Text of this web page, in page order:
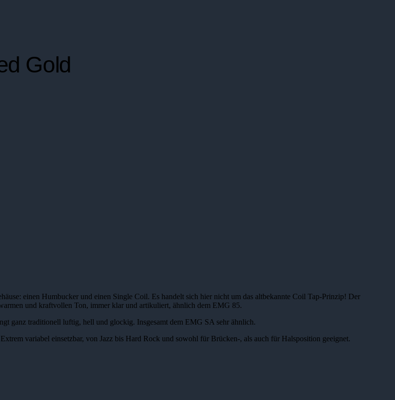
Gold
einen Humbucker und einen Single Coil. Es handelt sich hier nicht um das altbekannte Coil Tap-Prinzip! Der
und kraftvollen Ton, immer klar und artikuliert, ähnlich dem EMG 85.
ganz traditionell luftig, hell und glockig. Insgesamt dem EMG SA sehr ähnlich.
variabel einsetzbar, von Jazz bis Hard Rock und sowohl für Brücken-, als auch für Halsposition geeignet.